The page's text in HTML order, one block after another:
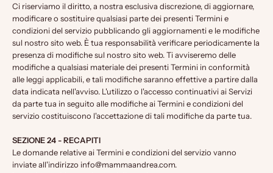
Ci riserviamo il diritto, a nostra esclusiva discrezione, di aggiornare,
modificare o sostituire qualsiasi parte dei presenti Termini e
condizioni del servizio pubblicando gli aggiornamenti e le modifiche
sul nostro sito web. È tua responsabilità verificare periodicamente la
presenza di modifiche sul nostro sito web. Ti avviseremo delle
modifiche a qualsiasi materiale dei presenti Termini in conformità
alle leggi applicabili, e tali modifiche saranno effettive a partire dalla
data indicata nell'avviso. L'utilizzo o l'accesso continuativi ai Servizi
da parte tua in seguito alle modifiche ai Termini e condizioni del
servizio costituiscono l'accettazione di tali modifiche da parte tua.
SEZIONE 24 - RECAPITI
Le domande relative ai Termini e condizioni del servizio vanno
inviate all'indirizzo info@mammaandrea.com.